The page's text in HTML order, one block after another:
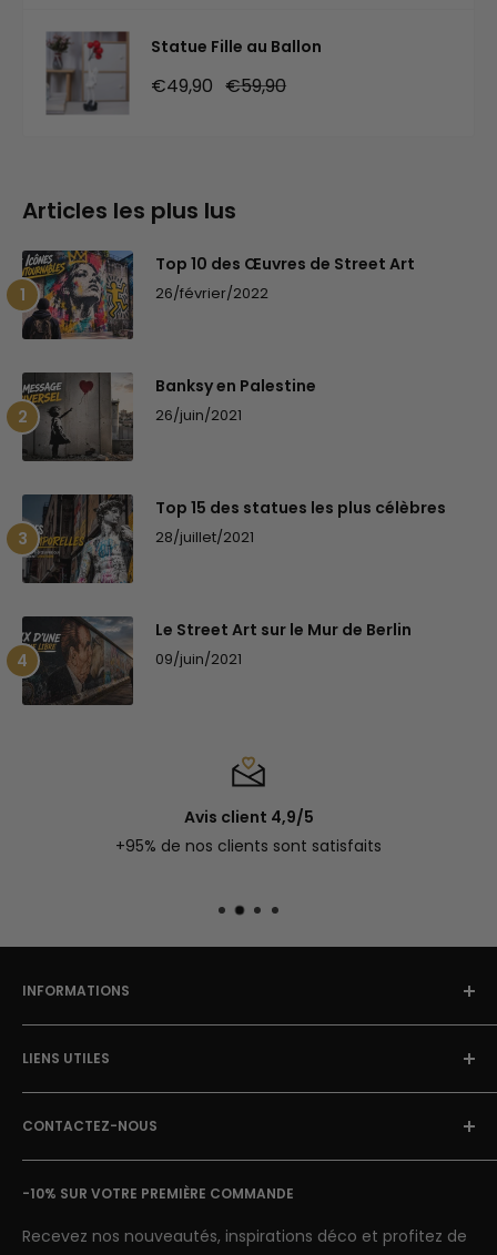
Statue Fille au Ballon
Prix
réduit
€49,90 Prix
normal
€59,90
Articles les plus lus
Top 10 des Œuvres de Street Art
26/février/2022
Banksy en Palestine
26/juin/2021
Top 15 des statues les plus célèbres
28/juillet/2021
Le Street Art sur le Mur de Berlin
09/juin/2021
Avis client 4,9/5
+95% de nos clients sont satisfaits
INFORMATIONS
À Propos
Blog Street Art
Politique de Retour
Mentions Légales & CGU
Conditions Générales de Vente
LIENS UTILES
FAQ
Avis clients
Suivi de colis
Nous contacter
CONTACTEZ-NOUS
E-mail: contact@street-art-galerie.com
7 jours sur 7
Semaine : 9h-18h | Week-end 9h-12h
-10% SUR VOTRE PREMIÈRE COMMANDE
Recevez nos nouveautés, inspirations déco et profitez de